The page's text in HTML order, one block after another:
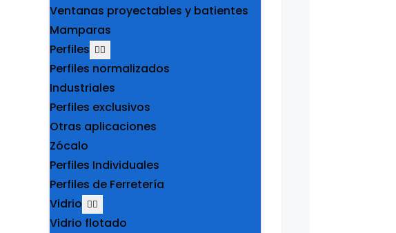
Ventanas proyectables y batientes
Mamparas
Perfiles
Perfiles normalizados
Industriales
Perfiles exclusivos
Otras aplicaciones
Zócalo
Perfiles Individuales
Perfiles de Ferretería
Vidrio
Vidrio flotado